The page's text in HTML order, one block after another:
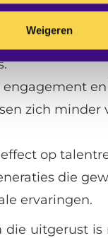
Weigeren
kan dat
engagement
zich minder
op
die
ervaringen.
die uitgerust